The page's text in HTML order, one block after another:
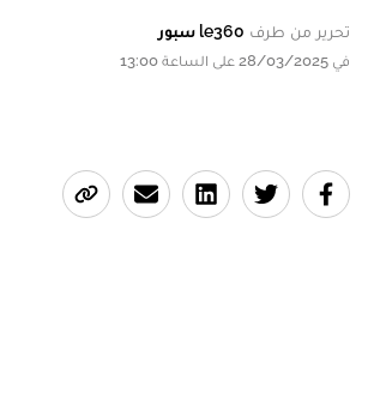
تحرير من طرف le360 سبور
في 28/03/2025 على الساعة 13:00